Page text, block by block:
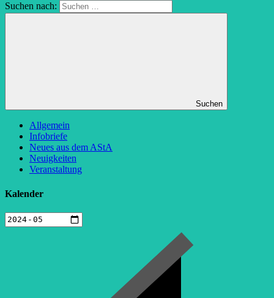
Suchen nach:
Suchen
Allgemein
Infobriefe
Neues aus dem AStA
Neuigkeiten
Veranstaltung
Kalender